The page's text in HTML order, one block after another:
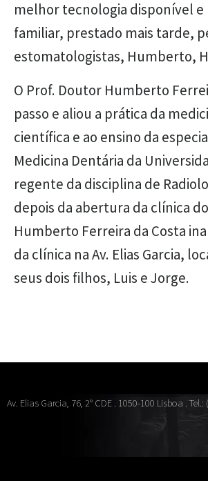
melhor tecnologia disponível
familiar, prestado mais tarde,
estomatologistas, Humberto,
O Prof. Doutor Humberto
passo e aliou a prática da
científica e ao ensino da
Medicina Dentária da
regente da disciplina de
depois da abertura da clínica
Humberto Ferreira da Costa
da clínica na Av. Elias Garcia,
seus dois filhos, Luis e Jorge.
Av. Elias Garcia, 76, 2° CDE . 1050-100 Lisboa .